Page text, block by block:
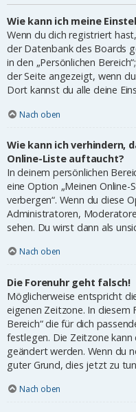
Wie kann ich meine
Wenn du dich registriert
der Datenbank des Boards
in den „Persönlichen
der Seite angezeigt, wenn
Dort kannst du alle deine
Nach oben
Wie kann ich verhindern,
Online-Liste auftaucht?
In deinem persönlichen
eine Option „Meinen
verbergen“. Wenn du diese
Administratoren,
sehen. Du wirst dann als
Nach oben
Die Forenuhr geht falsch!
Möglicherweise entspricht
eigenen Zeitzone. In diesem
Bereich“ die für dich
festlegen. Die Zeitzone
geändert werden. Wenn du
guter Grund, dies jetzt zu
Nach oben